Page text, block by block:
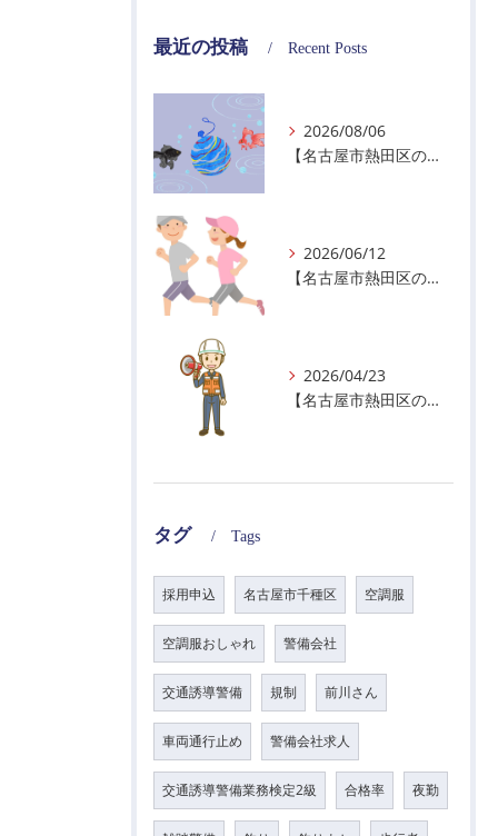
最近の投稿 Recent Posts
2026/08/06
【名古屋市熱田区の警備会社】夏季休業のお知らせ
2026/06/12
【名古屋市熱田区の警備会社】暑熱順化で熱中症対策を！
2026/04/23
【名古屋市熱田区の警備会社】GWの面接状況について！
タグ Tags
採用申込 名古屋市千種区 空調服
空調服おしゃれ 警備会社
交通誘導警備 規制 前川さん
車両通行止め 警備会社求人
交通誘導警備業務検定2級 合格率 夜勤